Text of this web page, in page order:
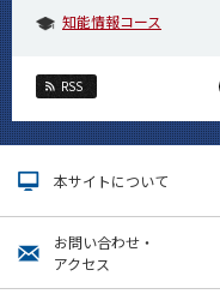
知能情報コース
RSS
本サイトについて
お問い合わせ・
アクセス